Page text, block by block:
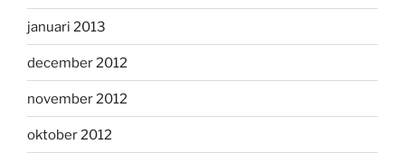
januari 2013
december 2012
november 2012
oktober 2012